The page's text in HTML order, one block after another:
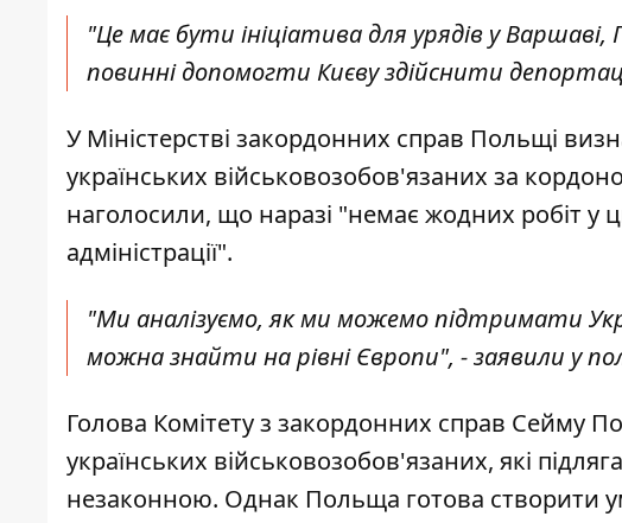
"Це має бути ініціатива для урядів у
повинні допомогти Києву здійснити
У Міністерстві закордонних справ Польщі
українських військовозобов'язаних за
наголосили, що наразі "немає жодних робіт у
адміністрації".
"Ми аналізуємо, як ми можемо підтримати
можна знайти на рівні Європи", - заявили у
Голова Комітету з закордонних справ Сейму
українських військовозобов'язаних, які
незаконною. Однак Польща готова створити